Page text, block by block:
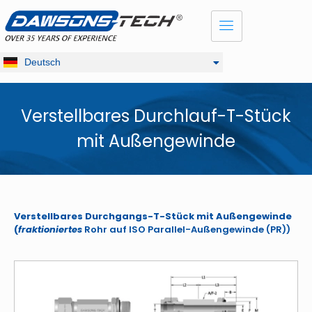
Deutsch
English
Français
Русский
Verstellbares Durchlauf-T-Stück
mit Außengewinde
Verstellbares Durchgangs-T-Stück mit Außengewinde
(fraktioniertes Rohr auf ISO Parallel-Außengewinde (PR))